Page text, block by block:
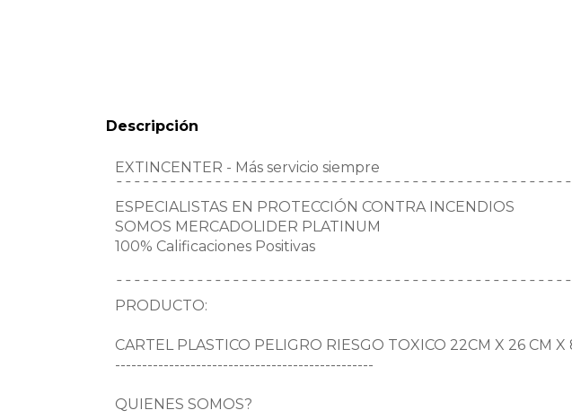
Descripción
EXTINCENTER - Más servicio siempre
¯¯¯¯¯¯¯¯¯¯¯¯¯¯¯¯¯¯¯¯¯¯¯¯¯¯¯¯¯¯¯¯¯¯¯¯¯¯¯¯¯¯¯¯¯¯¯¯¯¯¯
ESPECIALISTAS EN PROTECCIÓN CONTRA INCENDIOS
SOMOS MERCADOLIDER PLATINUM
100% Calificaciones Positivas
¯¯¯¯¯¯¯¯¯¯¯¯¯¯¯¯¯¯¯¯¯¯¯¯¯¯¯¯¯¯¯¯¯¯¯¯¯¯¯¯¯¯¯¯¯¯¯¯¯¯¯
PRODUCTO:
CARTEL PLASTICO PELIGRO RIESGO TOXICO 22CM X 26 CM X
------------------------------------------------
QUIENES SOMOS?